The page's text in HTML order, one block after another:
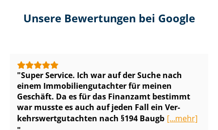
Unsere Bewertungen bei Google
Super Service. Ich war auf der Suche nach
einem Im­mo­bi­li­en­gut­ach­ter für meinen
Geschäft. Da es für das Finanzamt bestimmt
war musste es auch auf jeden Fall ein Ver­
kehrs­wert­gut­ach­ten nach §194 Baugb [...mehr]